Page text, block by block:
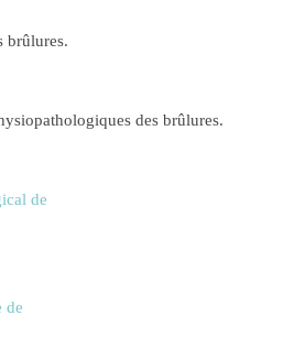
brûlures.
des brûlures.
de
de